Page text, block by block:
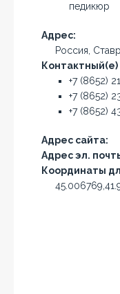
педикюр
Адрес:
Россия,
+7 (8652)
+7 (8652)
+7 (8652)
Адрес сайта:
Адрес эл.
Координаты